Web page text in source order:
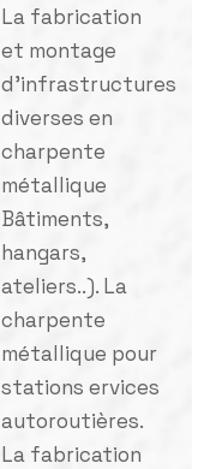
La fabrication
et montage
d'infrastructures
diverses en
charpente
métallique
Bâtiments,
hangars,
ateliers..). La
charpente
métallique pour
stations ervices
autoroutières.
La fabrication